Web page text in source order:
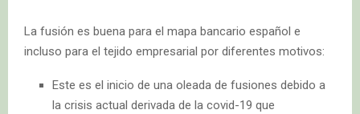
La fusión es buena para el mapa bancario español e
incluso para el tejido empresarial por diferentes motivos:
Este es el inicio de una oleada de fusiones debido a
la crisis actual derivada de la covid-19 que